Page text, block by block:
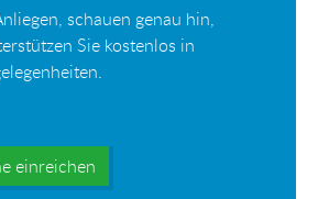
schauen genau hin,
Sie kostenlos in
einreichen